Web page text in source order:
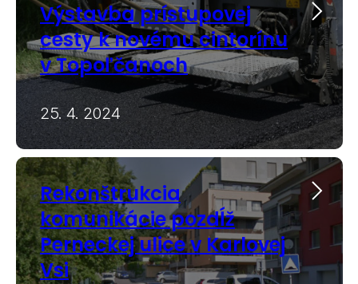
Výstavba prístupovej
cesty k novému cintorínu
v Topoľčanoch
25. 4. 2024
Rekonštrukcia
komunikácie pozdĺž
Perneckej ulice v Karlovej
Vsi